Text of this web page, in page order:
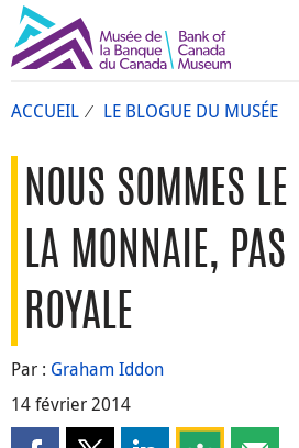
ACCUEIL LE BLOGUE DU MUSÉE
NOUS SOMMES
LA MONNAIE,
ROYALE
Par : Graham Iddon
14 février 2014